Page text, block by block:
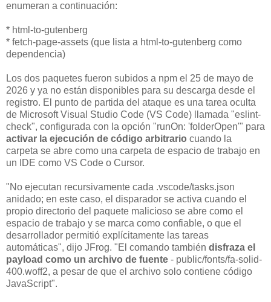
enumeran a continuación:
* html-to-gutenberg
* fetch-page-assets (que lista a html-to-gutenberg como
dependencia)
Los dos paquetes fueron subidos a npm el 25 de mayo de
2026 y ya no están disponibles para su descarga desde el
registro. El punto de partida del ataque es una tarea oculta
de Microsoft Visual Studio Code (VS Code) llamada "eslint-
check", configurada con la opción "runOn: 'folderOpen'" para
activar la ejecución de código arbitrario cuando la
carpeta se abre como una carpeta de espacio de trabajo en
un IDE como VS Code o Cursor.
"No ejecutan recursivamente cada .vscode/tasks.json
anidado; en este caso, el disparador se activa cuando el
propio directorio del paquete malicioso se abre como el
espacio de trabajo y se marca como confiable, o que el
desarrollador permitió explícitamente las tareas
automáticas", dijo JFrog. "El comando también disfraza el
payload como un archivo de fuente - public/fonts/fa-solid-
400.woff2, a pesar de que el archivo solo contiene código
JavaScript".